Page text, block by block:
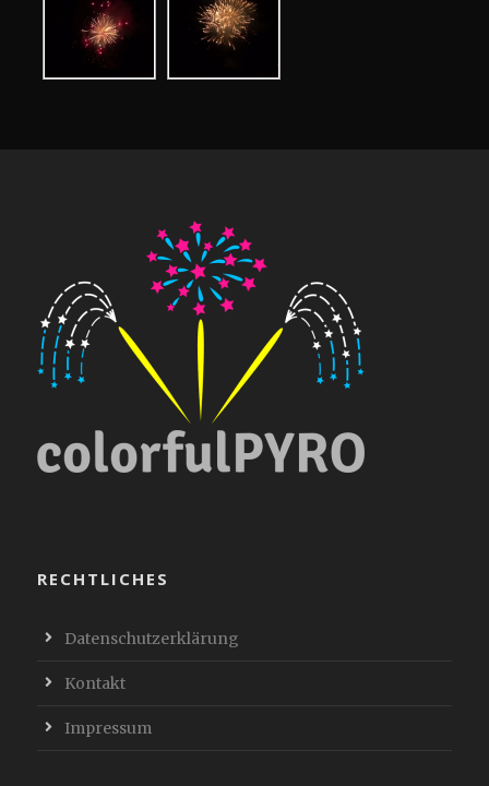
RECHTLICHES
Datenschutzerklärung
Kontakt
Impressum